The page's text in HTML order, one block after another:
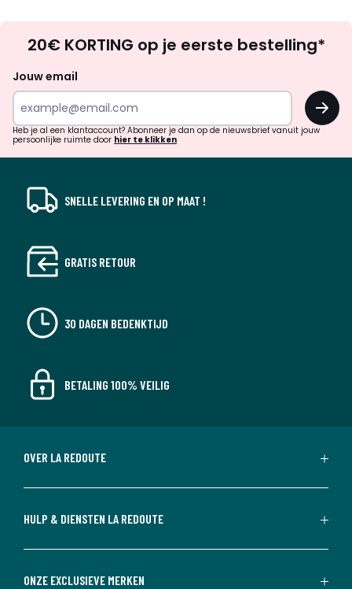
zoek
inspiratie
verrassingen?
20€ KORTING op je eerste bestelling*
Jouw email
OK
Heb je al een klantaccount? Abonneer je dan op de nieuwsbrief vanuit jouw
persoonlijke ruimte door hier te klikken
SNELLE LEVERING EN OP MAAT !
GRATIS RETOUR
30 DAGEN BEDENKTIJD
BETALING 100% VEILIG
OVER LA REDOUTE
HULP & DIENSTEN LA REDOUTE
ONZE EXCLUSIEVE MERKEN